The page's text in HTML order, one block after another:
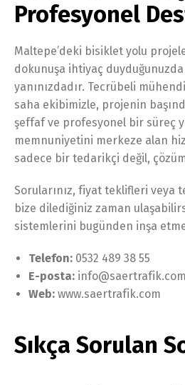
Profesyonel
Maltepe’deki bisiklet yolu
dokunuşa ihtiyaç
yanınızdadır. Tecrübeli
saha ekibimizle, projenin
şeffaf ve profesyonel bir süreç
memnuniyetini merkeze alan
sadece bir tedarikçi değil,
Sorularınız, fiyat teklifleri veya
bize dilediğiniz zaman
sistemlerini bugünden inşa
Telefon: 0532 489 38 55
E-posta: info@saertrafik.com
Web: www.saertrafik.com
Sıkça Sorulan